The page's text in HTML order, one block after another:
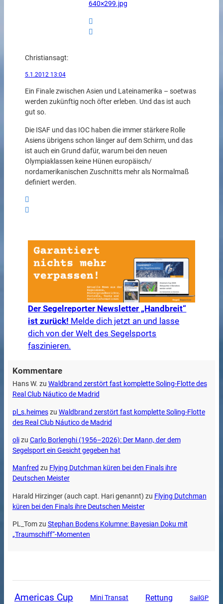
640×299.jpg
Christiansagt:
5.1.2012 13:04
Ein Finale zwischen Asien und Lateinamerika – soetwas
werden zukünftig noch öfter erleben. Und das ist auch
gut so.
Die ISAF und das IOC haben die immer stärkere Rolle
Asiens übrigens schon länger auf dem Schirm, und das
ist auch ein Grund dafür, warum bei den neuen
Olympiaklassen keine Hünen europäisch/
nordamerikanischen Zuschnitts mehr als Normalmaß
definiert werden.
Der Segelreporter Newsletter „Handbreit“
ist zurück! Melde dich jetzt an und lasse
dich von der Welt des Segelsports
faszinieren.
Kommentare
Hans W. zu Waldbrand zerstört fast komplette Soling-Flotte des
Real Club Náutico de Madrid
pl_s.heimeszu Waldbrand zerstört fast komplette Soling-Flotte
des Real Club Náutico de Madrid
olizu Carlo Borlenghi (1956–2026): Der Mann, der dem
Segelsport ein Gesicht gegeben hat
Manfred zu Flying Dutchman küren bei den Finals ihre
Deutschen Meister
Harald Hirzinger (auch capt. Hari genannt) zu Flying Dutchman
küren bei den Finals ihre Deutschen Meister
PL_Tomzu Stephan Bodens Kolumne: Bayesian Doku mit
„Traumschiff“-Momenten
Americas Cup Mini Transat Rettung SailGP